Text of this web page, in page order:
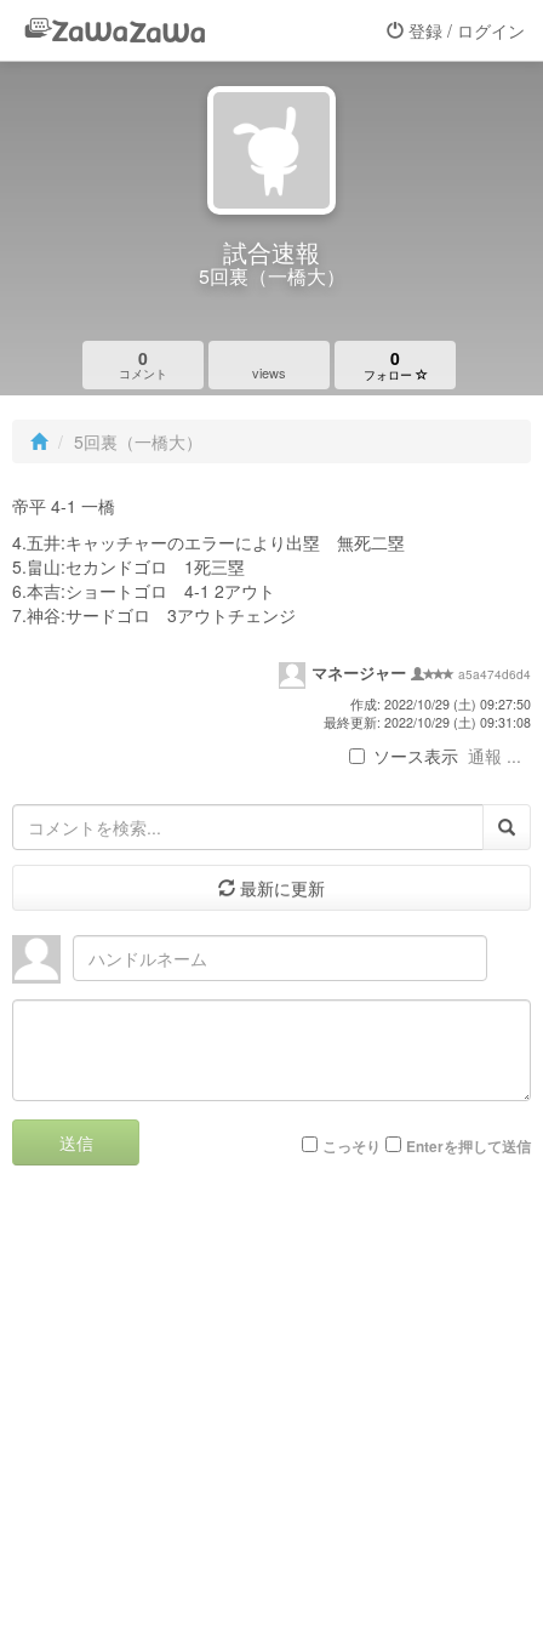
登録 / ログイン
試合速報
5回裏（一橋大）
0
コメント views
0
フォロー
5回裏（一橋大）
帝平 4-1 一橋
4.五井:キャッチャーのエラーにより出塁 無死二塁
5.畠山:セカンドゴロ 1死三塁
6.本吉:ショートゴロ 4-1 2アウト
7.神谷:サードゴロ 3アウトチェンジ
マネージャー
a5a474d6d4
作成: 2022/10/29 (土) 09:27:50
最終更新: 2022/10/29 (土) 09:31:08
ソース表示 通報 ...
最新に更新
送信 こっそり Enterを押して送信